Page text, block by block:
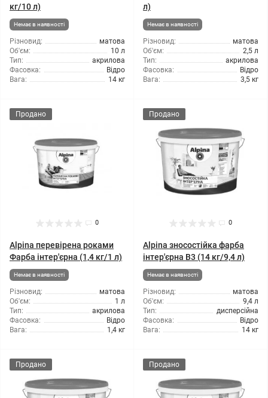
кг/10 л)
Немає в наявності
Різновид:
матова
Об'єм:
10 л
Тип:
акрилова
Фасовка:
Відро
Вага:
14 кг
л)
Немає в наявності
Різновид:
матова
Об'єм:
2,5 л
Тип:
акрилова
Фасовка:
Відро
Вага:
3,5 кг
Продано
0
Alpina перевірена роками
Фарба інтер'єрна (1,4 кг/1 л)
Немає в наявності
Різновид:
матова
Об'єм:
1 л
Тип:
акрилова
Фасовка:
Відро
Вага:
1,4 кг
Продано
0
Alpina зносостійка фарба
інтер'єрна В3 (14 кг/9,4 л)
Немає в наявності
Різновид:
матова
Об'єм:
9,4 л
Тип:
дисперсійна
Фасовка:
Відро
Вага:
14 кг
Продано Продано